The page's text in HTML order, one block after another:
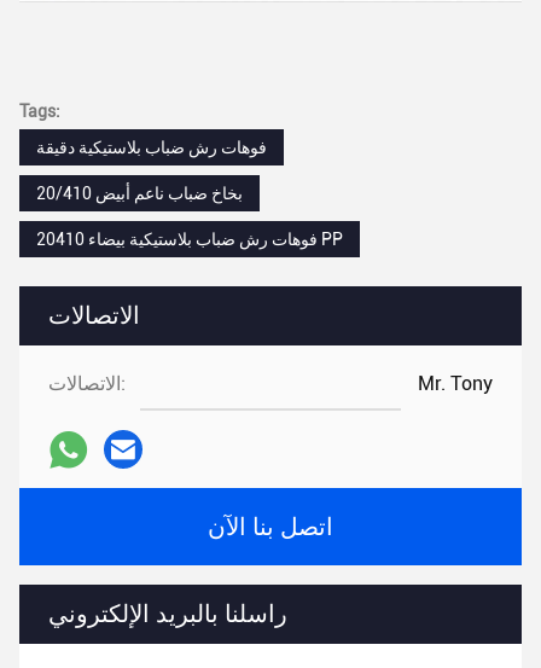
الاتصالات
الاتصالات: Mr. Tony
اتصل بنا الآن
راسلنا بالبريد الإلكتروني
Tags:
فوهات رش ضباب بلاستيكية دقيقة
بخاخ ضباب ناعم أبيض 20/410
20410 فوهات رش ضباب بلاستيكية بيضاء PP